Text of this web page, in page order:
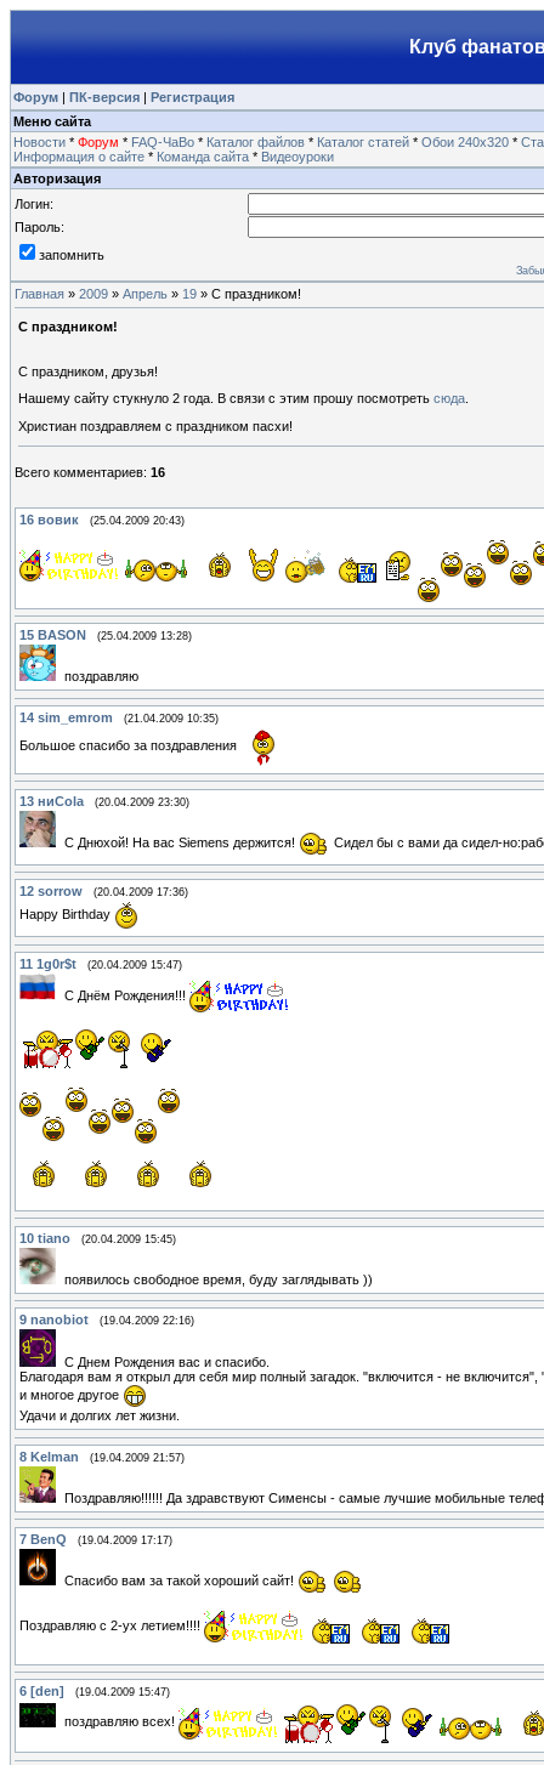
Клуб
Форум | ПК-версия | Регистрация
Меню сайта
Новости * Форум * FAQ-ЧаВо * Каталог файлов * Каталог статей * Обои 240х320 *
Информация о сайте * Команда сайта * Видеоуроки
Авторизация
Логин:
Пароль:
запомнить
Главная » 2009 » Апрель » 19 » C праздником!
C праздником!
С праздником, друзья!
Нашему сайту стукнуло 2 года. В связи с этим прошу посмотреть сюда
Христиан поздравляем с праздником пасхи!
Всего комментариев: 16
16 вовик (25.04.2009 20:43)
15 BASON (25.04.2009 13:28)
поздравляю
14 sim_emrom (21.04.2009 10:35)
Большое спасибо за поздравления
13 ниCola (20.04.2009 23:30)
С Днюхой! На вас Siemens держится! Сидел бы с вами да сидел-
12 sorrow (20.04.2009 17:36)
Happy Birthday
11 1g0r$t (20.04.2009 15:47)
С Днём Рождения!!!
10 tiano (20.04.2009 15:45)
появилось свободное время, буду заглядывать ))
9 nanobiot (19.04.2009 22:16)
С Днем Рождения вас и спасибо.
Благодаря вам я открыл для себя мир полный загадок. "включится - не
и многое другое
Удачи и долгих лет жизни.
8 Kelman (19.04.2009 21:57)
Поздравляю!!!!!! Да здравствуют Сименсы - самые лучшие мобильные
7 BenQ (19.04.2009 17:17)
Спасибо вам за такой хороший сайт!
Поздравляю с 2-ух летием!!!!
6 [den] (19.04.2009 15:47)
поздравляю всех!